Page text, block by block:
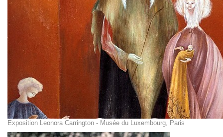
Exposition Leonora Carrington - Musée du Luxembourg, Paris